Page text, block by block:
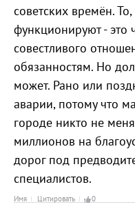
советских времён.
функционируют - это
совестливого
обязанностям. Но
может. Рано или
аварии, потому что
городе никто не
миллионов на
дорог под
специалистов.
Имя Цитировать 0